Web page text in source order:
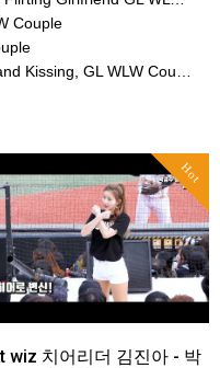
Couple
Kissing, GL WLW Couple
Hot
wiz 치어리더 김진아 - 박